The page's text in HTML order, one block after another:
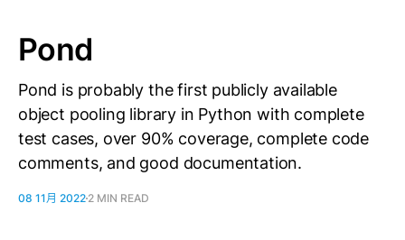
Pond
Pond is probably the first publicly available
object pooling library in Python with complete
test cases, over 90% coverage, complete code
comments, and good documentation.
08 11月 2022 2 MIN READ